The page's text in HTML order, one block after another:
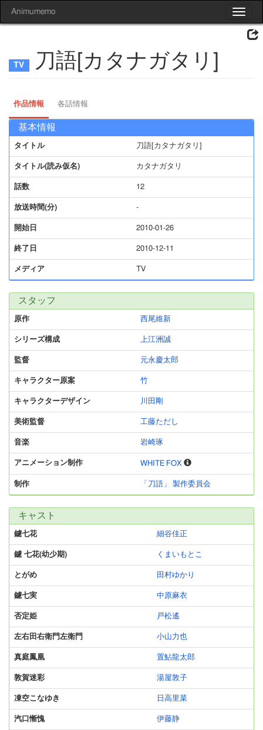
Toggle
Animumemo
刀語[カタナガタリ]
作品情報 各話情報
基本情報
タイトル 刀語[カタナガタリ]
タイトル(読み仮名) カタナガタリ
話数 12
放送時間(分) -
開始日 2010-01-26
終了日 2010-12-11
メディア TV
スタッフ
原作 西尾維新
シリーズ構成 上江洲誠
監督 元永慶太郎
キャラクター原案 竹
キャラクターデザイン 川田剛
美術監督 工藤ただし
音楽 岩崎琢
アニメーション制作 WHITE FOX
制作 「刀語」 製作委員会
キャスト
鑢七花 細谷佳正
鑢 七花(幼少期) くまいもとこ
とがめ 田村ゆかり
鑢七実 中原麻衣
否定姫 戸松遙
左右田右衛門左衛門 小山力也
真庭鳳凰 置鮎龍太郎
敦賀迷彩 湯屋敦子
凍空こなゆき 日高里菜
汽口慚愧 伊藤静